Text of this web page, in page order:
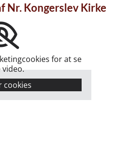
Nr. Kongerslev Kirke
for at se
cookies